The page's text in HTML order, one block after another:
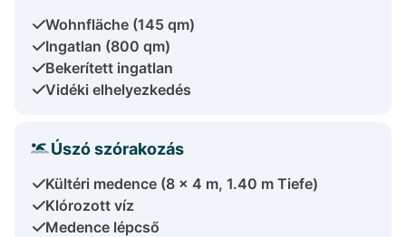
Wohnfläche (145 qm)
Ingatlan (800 qm)
Bekerített ingatlan
Vidéki elhelyezkedés
Úszó szórakozás
Kültéri medence (8 x 4 m, 1.40 m Tiefe)
Klórozott víz
Medence lépcső